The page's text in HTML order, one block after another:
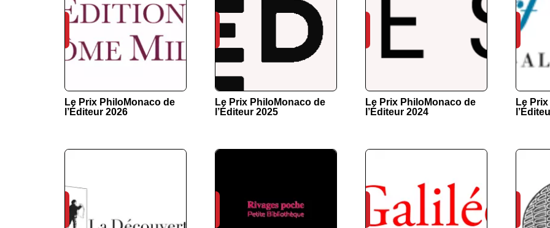
Le Prix PhiloMonaco de
l’Éditeur 2026
Le Prix PhiloMonaco de
l’Éditeur 2025
Le Prix PhiloMonaco de
l’Éditeur 2024
Le